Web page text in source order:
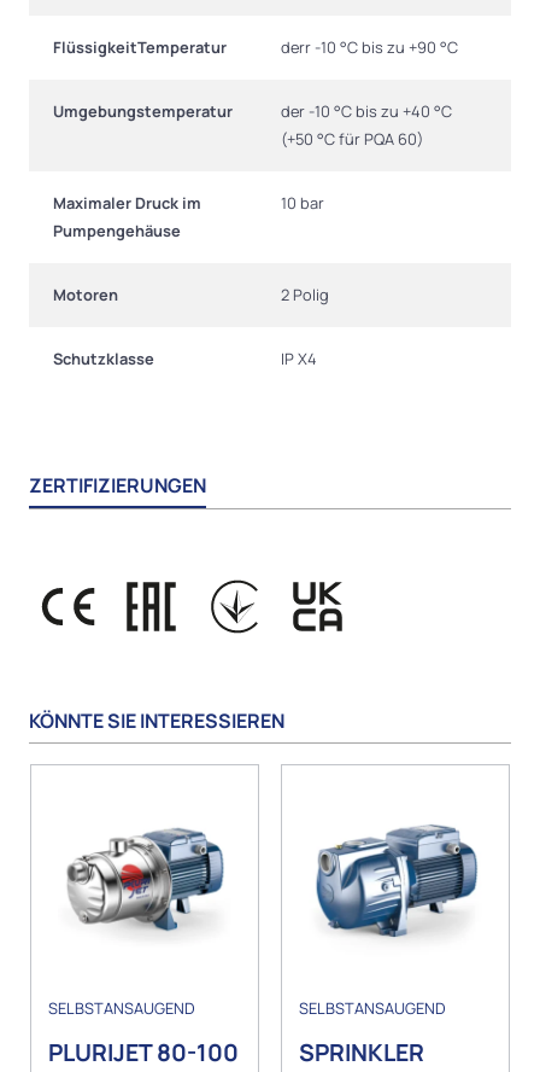
FlüssigkeitTemperatur derr -10 °C bis zu +90 °C
Umgebungstemperatur
der -10 °C bis zu +40 °C
(+50 °C für PQA 60)
Maximaler Druck im
Pumpengehäuse
10 bar
Motoren 2 Polig
Schutzklasse IP X4
ZERTIFIZIERUNGEN
KÖNNTE SIE INTERESSIEREN
SELBSTANSAUGEND
PLURIJET 80-100
SELBSTANSAUGEND
SPRINKLER